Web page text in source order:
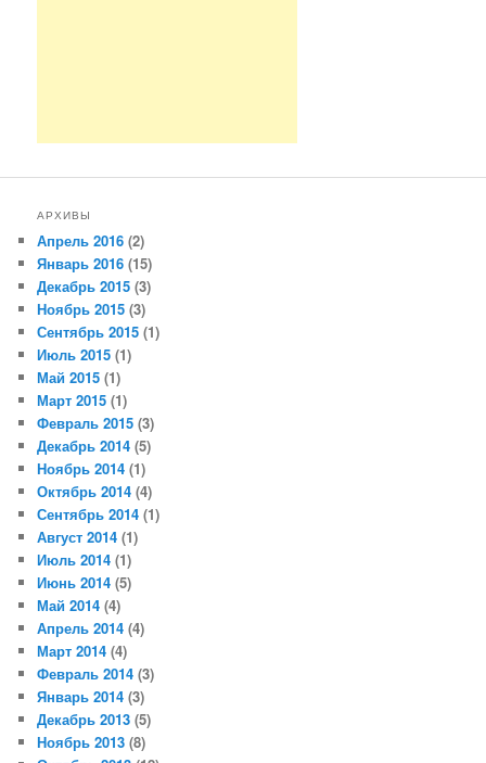
АРХИВЫ
Апрель 2016 (2)
Январь 2016 (15)
Декабрь 2015 (3)
Ноябрь 2015 (3)
Сентябрь 2015 (1)
Июль 2015 (1)
Май 2015 (1)
Март 2015 (1)
Февраль 2015 (3)
Декабрь 2014 (5)
Ноябрь 2014 (1)
Октябрь 2014 (4)
Сентябрь 2014 (1)
Август 2014 (1)
Июль 2014 (1)
Июнь 2014 (5)
Май 2014 (4)
Апрель 2014 (4)
Март 2014 (4)
Февраль 2014 (3)
Январь 2014 (3)
Декабрь 2013 (5)
Ноябрь 2013 (8)